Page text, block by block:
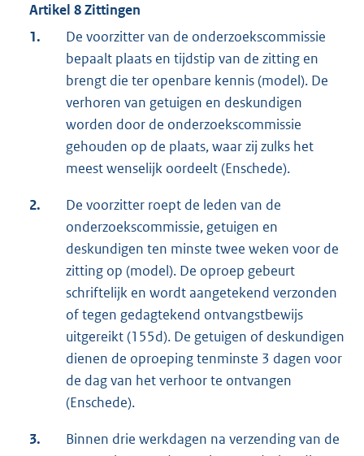
Artikel 8 Zittingen
1.
De voorzitter van de onderzoekscommissie
bepaalt plaats en tijdstip van de zitting en
brengt die ter openbare kennis (model). De
verhoren van getuigen en deskundigen
worden door de onderzoekscommissie
gehouden op de plaats, waar zij zulks het
meest wenselijk oordeelt (Enschede).
2.
De voorzitter roept de leden van de
onderzoekscommissie, getuigen en
deskundigen ten minste twee weken voor de
zitting op (model). De oproep gebeurt
schriftelijk en wordt aangetekend verzonden
of tegen gedagtekend ontvangstbewijs
uitgereikt (155d). De getuigen of deskundigen
dienen de oproeping tenminste 3 dagen voor
de dag van het verhoor te ontvangen
(Enschede).
3.
Binnen drie werkdagen na verzending van de